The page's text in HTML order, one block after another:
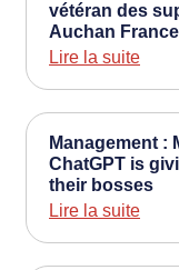
vétéran des
Auchan France
Lire la suite
Management :
ChatGPT is
their bosses
Lire la suite